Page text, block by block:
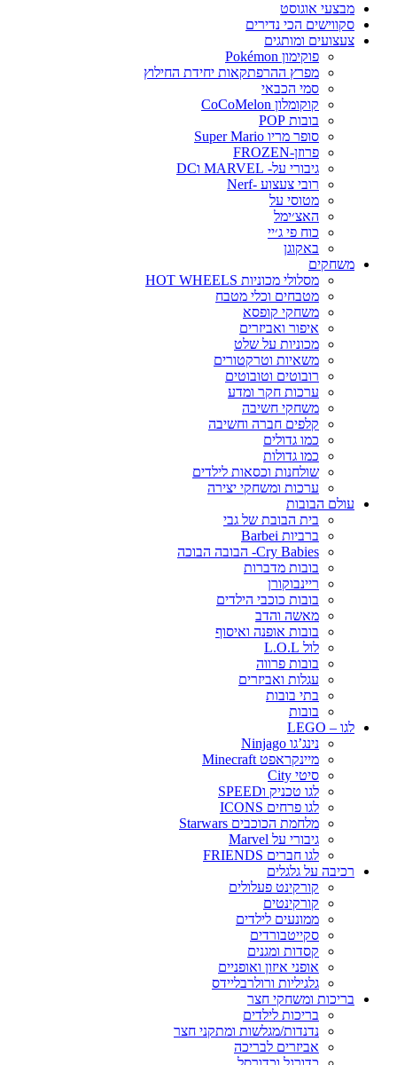
מבצעי אוגוסט
סקווישים הכי נדירים
צעצועים ומותגים
פוקימון Pokémon
מפרץ ההרפתקאות יחידת החילוץ
סמי הכבאי
קוקומלון CoCoMelon
בובות POP
סופר מריו Super Mario
פרוזן-FROZEN
גיבורי על- MARVEL וDC
רובי צעצוע -Nerf
מטוסי על
האצ׳ימל
כוח פי ג׳יי
באקוגן
משחקים
מסלולי מכוניות HOT WHEELS
מטבחים וכלי מטבח
משחקי קופסא
איפור ואביזרים
מכוניות על שלט
משאיות וטרקטורים
רובוטים וטובוטים
ערכות חקר ומדע
משחקי חשיבה
קלפים חברה וחשיבה
כמו גדולים
כמו גדולות
שולחנות וכסאות לילדים
ערכות ומשחקי יצירה
עולם הבובות
בית הבובת של גבי
ברביות Barbei
Cry Babies- הבובה הבוכה
בובות מדברות
ריינבוקורן
בובות כוכבי הילדים
מאשה והדב
בובות אופנה ואיסוף
לול L.O.L
בובות פרווה
עגלות ואביזרים
בתי בובות
בובות
לגו – LEGO
נינג’גו Ninjago
מיינקראפט Minecraft
סיטי City
לגו טכניק וSPEED
לגו פרחים ICONS
מלחמת הכוכבים Starwars
גיבורי על Marvel
לגו חברים FRIENDS
רכיבה על גלגלים
קורקינט פעלולים
קורקינטים
ממונעים לילדים
סקייטבורדים
קסדות ומגנים
אופני איזון ואופניים
גלגיליות ורולרבליידס
בריכות ומשחקי חצר
בריכות לילדים
נדנדות/מגלשות ומתקני חצר
אביזרים לבריכה